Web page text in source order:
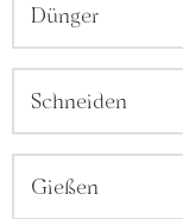
Dünger
Schneiden
Gießen